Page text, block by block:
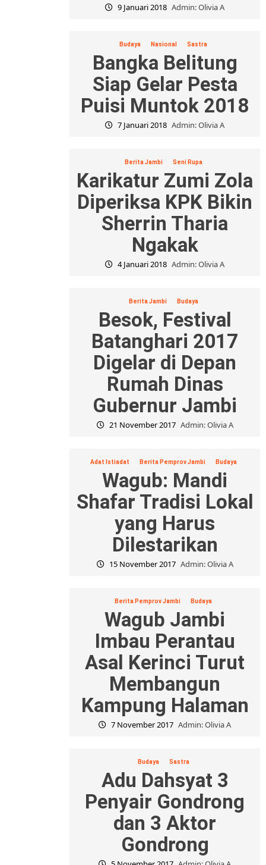
9 Januari 2018 Admin: Olivia A
Budaya Nasional Sastra
Bangka Belitung
Siap Gelar Pesta
Puisi Muntok 2018
7 Januari 2018 Admin: Olivia A
Berita Jambi Seni Rupa
Karikatur Zumi Zola
Diperiksa KPK Bikin
Sherrin Tharia
Ngakak
4 Januari 2018 Admin: Olivia A
Berita Jambi Budaya
Besok, Festival
Batanghari 2017
Digelar di Depan
Rumah Dinas
Gubernur Jambi
21 November 2017 Admin: Olivia A
Adat Istiadat Berita Pemprov Jambi Budaya
Wagub: Mandi
Shafar Tradisi Lokal
yang Harus
Dilestarikan
15 November 2017 Admin: Olivia A
Berita Pemprov Jambi Budaya
Wagub Jambi
Imbau Perantau
Asal Kerinci Turut
Membangun
Kampung Halaman
7 November 2017 Admin: Olivia A
Budaya Sastra
Adu Dahsyat 3
Penyair Gondrong
dan 3 Aktor
Gondrong